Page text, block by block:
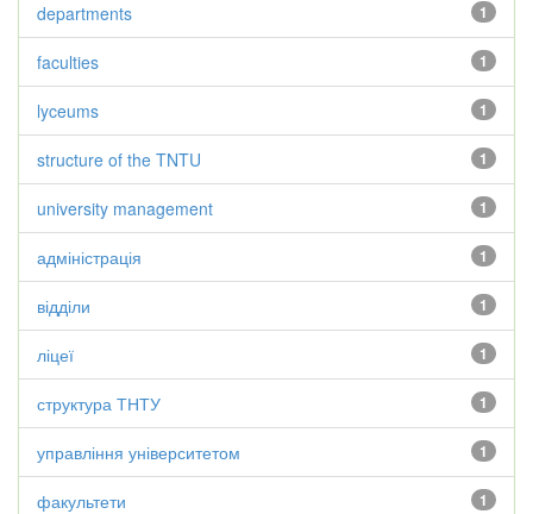
1
departments
1
faculties
1
lyceums
1
structure of the TNTU
1
university management
1
адміністрація
1
відділи
1
ліцеї
1
структура ТНТУ
1
управління університетом
1
факультети